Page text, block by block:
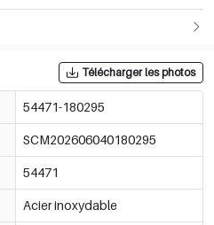
Télécharger les photos
54471-180295
SCM202606040180295
54471
Acier inoxydable